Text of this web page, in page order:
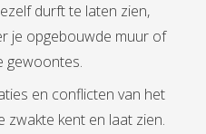
durft te laten zien,
je opgebouwde muur of
gewoontes.
en conflicten van het
zwakte kent en laat zien.